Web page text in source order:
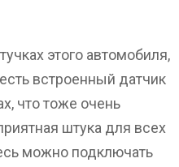
этого автомобиля,
встроенный датчик
что тоже очень
штука для всех
можно подключать